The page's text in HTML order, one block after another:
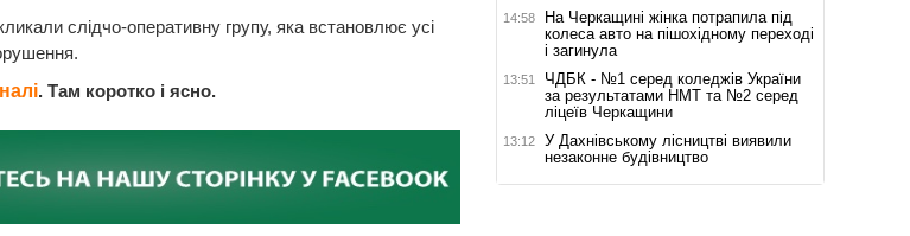
слідчо-оперативну групу, яка встановлює усі
. Там коротко і ясно.
14:58
На Черкащині жінка потрапила під
колеса авто на пішохідному переході
і загинула
13:51
ЧДБК - №1 серед коледжів України
за результатами НМТ та №2 серед
ліцеїв Черкащини
13:12
У Дахнівському лісництві виявили
незаконне будівництво